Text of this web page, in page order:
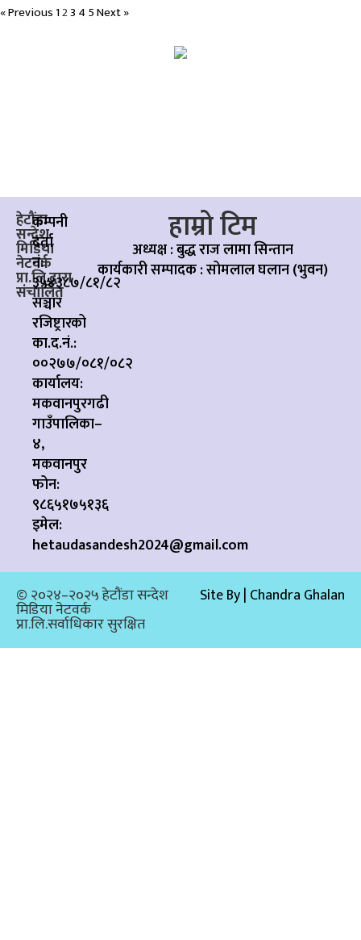
« Previous123 4 5Next »
हेटौंडा
सन्देश
मिडिया
नेटवर्क
प्रा.लि.द्वारा
संचालित
कम्पनी
दर्ता
नं:
३५४३८७/८१/८२
सञ्चार
रजिष्ट्रारको
का.द.नं.:
००२७७/०८१/०८२
कार्यालय:
मकवानपुरगढी
गाउँपालिका–
४,
मकवानपुर
फोन:
९८६५१७५१३६
इमेल:
hetaudasandesh2024@gmail.com
हाम्रो टिम
अध्यक्ष : बुद्ध राज लामा सिन्तान
कार्यकारी सम्पादक :सोमलाल घलान (भुवन)
© २०२४–२०२५ हेटौंडा सन्देश
मिडिया नेटवर्क
प्रा.लि.सर्वाधिकार सुरक्षित​
Site By | Chandra Ghalan